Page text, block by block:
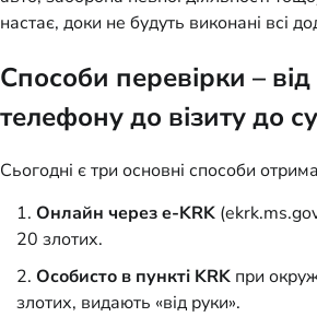
настає, доки не будуть виконані всі
Способи перевірки –
телефону до візиту до
Сьогодні є три основні способи
Онлайн через e-KRK
20 злотих.
Особисто в пункті KRK при
злотих, видають «від руки».